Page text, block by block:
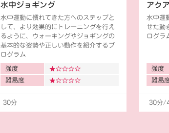
水中ジョギング
水中運動に慣れてきた方へのステップと
して、より効果的にトレーニングを行え
るように、ウォーキングやジョギングの
基本的な姿勢や正しい動作を紹介するプ
ログラム
強度
難易度
30分
アク
水中運
せた動
ログラ
強度
難易
30分/